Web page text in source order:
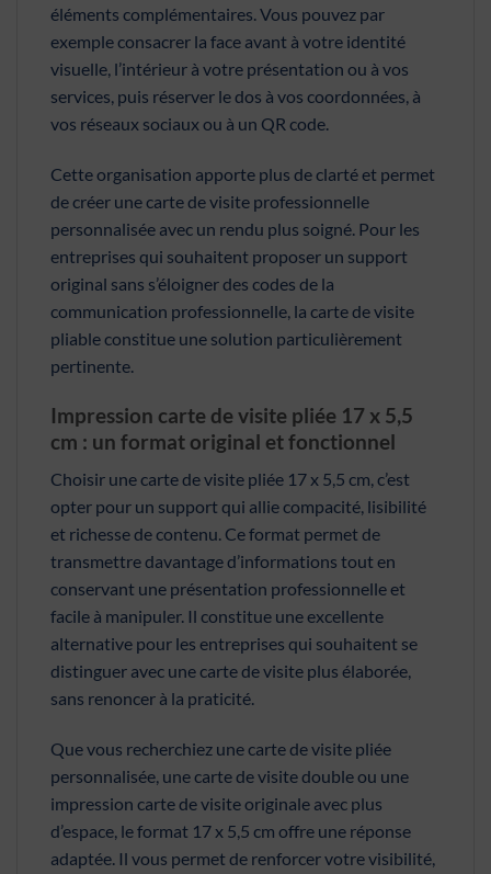
éléments complémentaires. Vous pouvez par
exemple consacrer la face avant à votre identité
visuelle, l’intérieur à votre présentation ou à vos
services, puis réserver le dos à vos coordonnées, à
vos réseaux sociaux ou à un QR code.
Cette organisation apporte plus de clarté et permet
de créer une carte de visite professionnelle
personnalisée avec un rendu plus soigné. Pour les
entreprises qui souhaitent proposer un support
original sans s’éloigner des codes de la
communication professionnelle, la carte de visite
pliable constitue une solution particulièrement
pertinente.
Impression carte de visite pliée 17 x 5,5
cm : un format original et fonctionnel
Choisir une carte de visite pliée 17 x 5,5 cm, c’est
opter pour un support qui allie compacité, lisibilité
et richesse de contenu. Ce format permet de
transmettre davantage d’informations tout en
conservant une présentation professionnelle et
facile à manipuler. Il constitue une excellente
alternative pour les entreprises qui souhaitent se
distinguer avec une carte de visite plus élaborée,
sans renoncer à la praticité.
Que vous recherchiez une carte de visite pliée
personnalisée, une carte de visite double ou une
impression carte de visite originale avec plus
d’espace, le format 17 x 5,5 cm offre une réponse
adaptée. Il vous permet de renforcer votre visibilité,